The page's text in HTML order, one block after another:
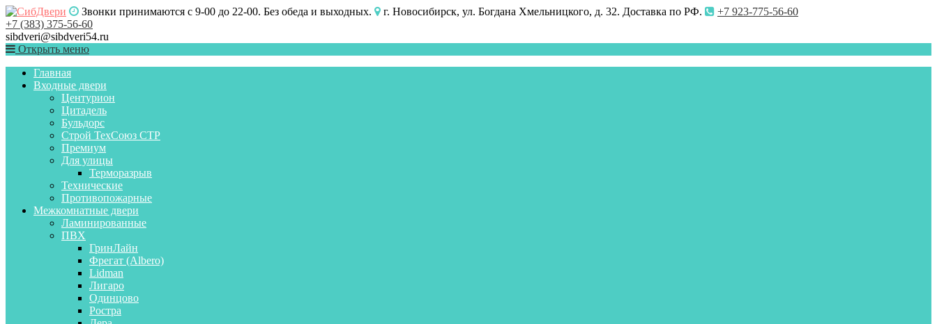
Звонки принимаются с 9-00 до 22-00. Без обеда и выходных. г. Новосибирск, ул. Богдана Хмельницкого, д. 32. Доставка по РФ.
+7 923-775-56-60
+7 (383) 375-56-60
sibdveri@sibdveri54.ru
Открыть меню
Главная
Входные двери
Центурион
Цитадель
Бульдорс
Строй ТехСоюз СТР
Премиум
Для улицы
Терморазрыв
Технические
Противопожарные
Межкомнатные двери
Ламинированные
ПВХ
ГринЛайн
Фрегат (Albero)
Lidman
Лигаро
Одинцово
Ростра